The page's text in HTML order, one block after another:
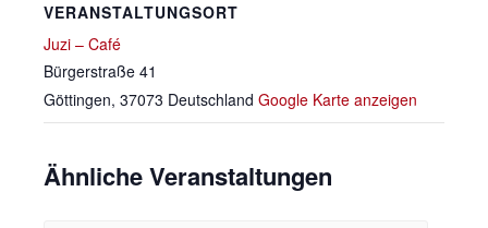
VERANSTALTUNGSORT
Juzi – Café
Bürgerstraße 41
Göttingen, 37073 Deutschland Google Karte anzeigen
Ähnliche Veranstaltungen